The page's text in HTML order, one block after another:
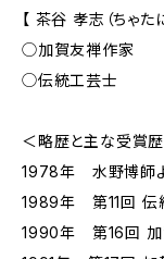
【 茶谷 孝志（ちゃた
◯加賀友禅作家
◯伝統工芸士
＜略歴と主な受賞
1978年 水野博師
1989年 第11回 伝
1990年 第16回 加